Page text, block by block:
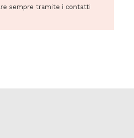
sempre tramite i contatti